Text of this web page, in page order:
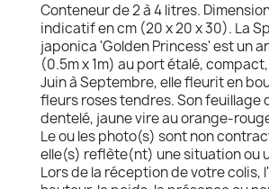
Conteneur de 2 à 4 litres.
indicatif en cm (20 x 20 x 30). La
japonica 'Golden Princess' est un
(0.5m x 1m) au port étalé,
Juin à Septembre, elle fleurit en
fleurs roses tendres. Son feuillage
dentelé, jaune vire au orange-
Le ou les photo(s) sont non
elle(s) reflète(nt) une situation ou
Lors de la réception de votre colis,